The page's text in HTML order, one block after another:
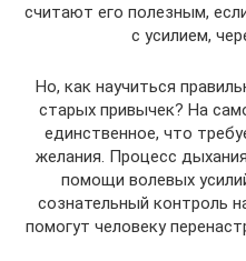
считают его полезным,
с усилием,
Но, как научиться
старых привычек? На
единственное, что
желания. Процесс
помощи волевых
сознательный контроль
помогут человеку